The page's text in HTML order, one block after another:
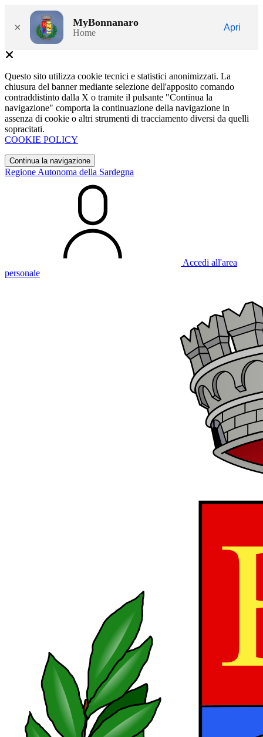
× MyBonnanaro
Home
Apri
Questo sito utilizza cookie tecnici e statistici anonimizzati. La
chiusura del banner mediante selezione dell'apposito comando
contraddistinto dalla X o tramite il pulsante "Continua la
navigazione" comporta la continuazione della navigazione in
assenza di cookie o altri strumenti di tracciamento diversi da quelli
sopracitati.
COOKIE POLICY
Continua la navigazione
Regione Autonoma della Sardegna
Accedi all'area
personale